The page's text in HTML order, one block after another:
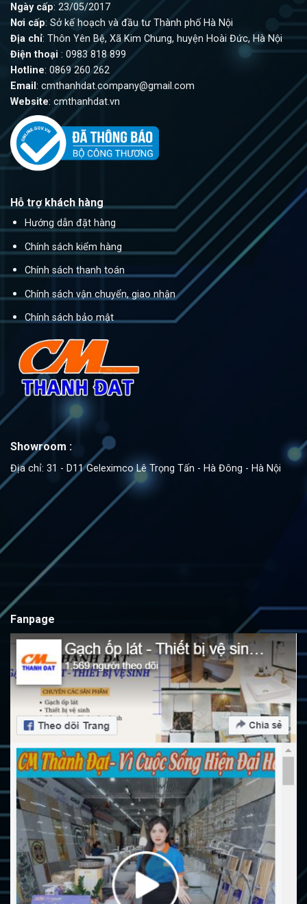
Ngày cấp: 23/05/2017
Nơi cấp: Sở kế hoạch và đầu tư Thành phố Hà Nội
Địa chỉ: Thôn Yên Bệ, Xã Kim Chung, huyện Hoài Đức, Hà Nội
Điện thoại : 0983 818 899
Hotline: 0869 260 262
Email : cmthanhdat.company@gmail.com
Website: cmthanhdat.vn
Hỗ trợ khách hàng
Hướng dẫn đặt hàng
Chính sách kiểm hàng
Chính sách thanh toán
Chính sách vận chuyển, giao nhận
Chính sách bảo mật
Showroom :
Địa chỉ: 31 - D11 Geleximco Lê Trọng Tấn - Hà Đông - Hà Nội
Fanpage